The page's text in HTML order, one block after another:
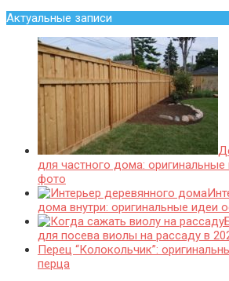
Актуальные записи
для частного дома:
фото
дома внутри: оригинальные идеи
для посева виолы на рассаду в
Перец “Колокольчик”:
перца